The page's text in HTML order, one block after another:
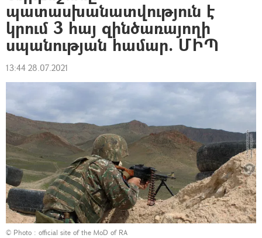
պատասխանատվություն է
կրում 3 հայ զինծառայողի
սպանության համար. ՄԻՊ
13:44 28.07.2021
© Photo : official site of the MoD of RA